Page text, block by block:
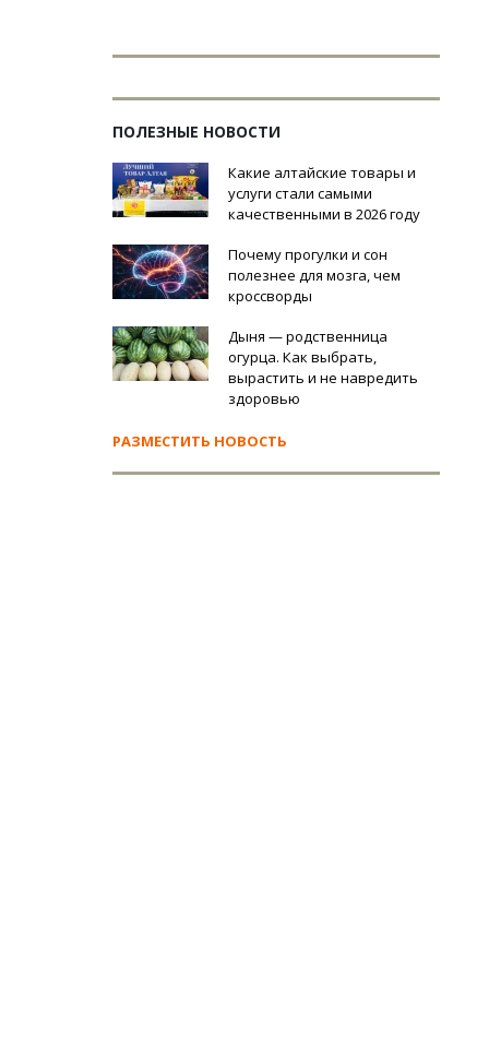
ПОЛЕЗНЫЕ НОВОСТИ
Какие алтайские товары и
услуги стали самыми
качественными в 2026 году
Почему прогулки и сон
полезнее для мозга, чем
кроссворды
Дыня — родственница
огурца. Как выбрать,
вырастить и не навредить
здоровью
РАЗМЕСТИТЬ НОВОСТЬ